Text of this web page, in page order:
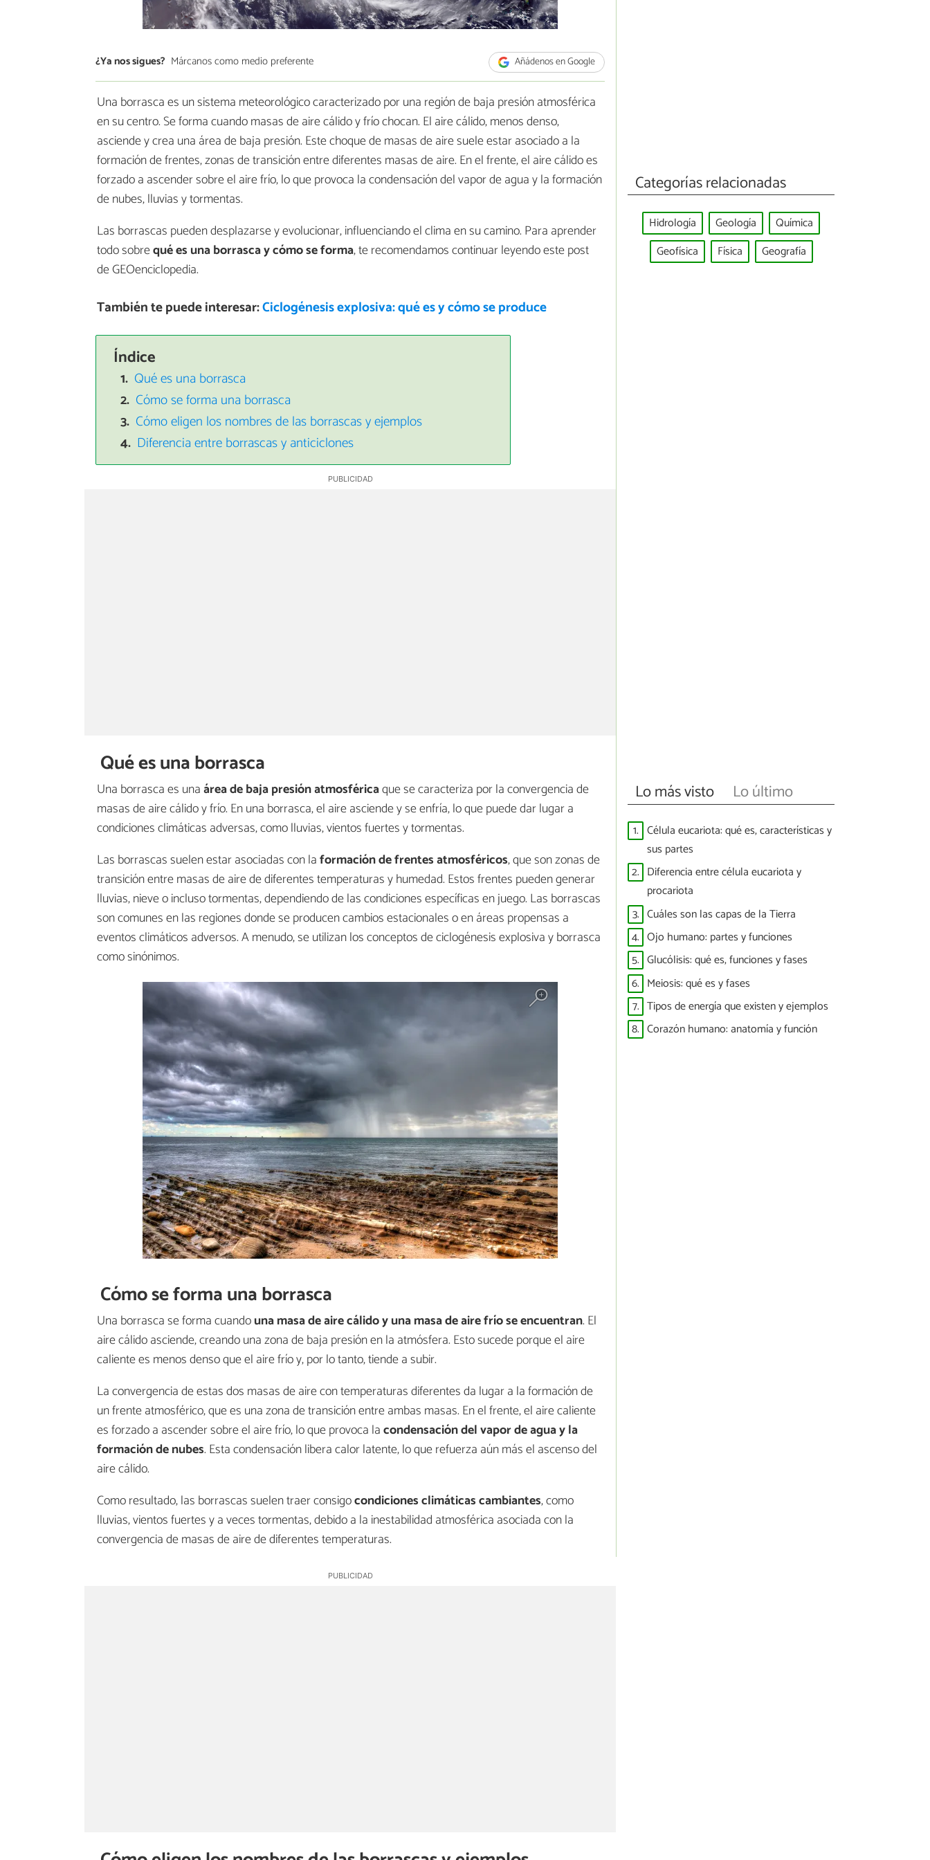
¿Ya nos sigues? Márcanos como medio preferente Añádenos en Google
Una borrasca es un sistema meteorológico caracterizado por una región de baja presión atmosférica
en su centro. Se forma cuando masas de aire cálido y frío chocan. El aire cálido, menos denso,
asciende y crea una área de baja presión. Este choque de masas de aire suele estar asociado a la
formación de frentes, zonas de transición entre diferentes masas de aire. En el frente, el aire cálido es
forzado a ascender sobre el aire frío, lo que provoca la condensación del vapor de agua y la formación
de nubes, lluvias y tormentas.
Las borrascas pueden desplazarse y evolucionar, influenciando el clima en su camino. Para aprender
todo sobrequé es una borrasca y cómo se forma, te recomendamos continuar leyendo este post
de GEOenciclopedia.
También te puede interesar:Ciclogénesis explosiva: qué es y cómo se produce
Índice
Qué es una borrasca
Cómo se forma una borrasca
Cómo eligen los nombres de las borrascas y ejemplos
Diferencia entre borrascas y anticiclones
Qué es una borrasca
Una borrasca es unaárea de baja presión atmosféricaque se caracteriza por la convergencia de
masas de aire cálido y frío. En una borrasca, el aire asciende y se enfría, lo que puede dar lugar a
condiciones climáticas adversas, como lluvias, vientos fuertes y tormentas.
Las borrascas suelen estar asociadas con laformación de frentes atmosféricos, que son zonas de
transición entre masas de aire de diferentes temperaturas y humedad. Estos frentes pueden generar
lluvias, nieve o incluso tormentas, dependiendo de las condiciones específicas en juego. Las borrascas
son comunes en las regiones donde se producen cambios estacionales o en áreas propensas a
eventos climáticos adversos. A menudo, se utilizan los conceptos de ciclogénesis explosiva y borrasca
como sinónimos.
Cómo se forma una borrasca
Una borrasca se forma cuandouna masa de aire cálido y una masa de aire frío se encuentran. El
aire cálido asciende, creando una zona de baja presión en la atmósfera. Esto sucede porque el aire
caliente es menos denso que el aire frío y, por lo tanto, tiende a subir.
La convergencia de estas dos masas de aire con temperaturas diferentes da lugar a la formación de
un frente atmosférico, que es una zona de transición entre ambas masas. En el frente, el aire caliente
es forzado a ascender sobre el aire frío, lo que provoca lacondensación del vapor de agua y la
formación de nubes. Esta condensación libera calor latente, lo que refuerza aún más el ascenso del
aire cálido.
Como resultado, las borrascas suelen traer consigocondiciones climáticas cambiantes, como
lluvias, vientos fuertes y a veces tormentas, debido a la inestabilidad atmosférica asociada con la
convergencia de masas de aire de diferentes temperaturas.
Categorías relacionadas
Hidrología Geología
Química
Geofísica
Física Geografía
Lo más visto Lo último
1. Célula eucariota: qué es, características y
sus partes
2. Diferencia entre célula eucariota y
procariota
3. Cuáles son las capas de la Tierra
4. Ojo humano: partes y funciones
5. Glucólisis: qué es, funciones y fases
6. Meiosis: qué es y fases
7. Tipos de energía que existen y ejemplos
8. Corazón humano: anatomía y función